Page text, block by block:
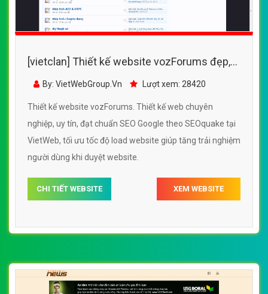
[vietclan] Thiết kế website vozForums đẹp,
chuyên nghiệp chuẩn SEO
By: VietWebGroup.Vn Lượt xem: 28420
Thiết kế website vozForums. Thiết kế web chuyên
nghiệp, uy tín, đạt chuẩn SEO Google theo SEOquake tại
VietWeb, tối ưu tốc độ load website giúp tăng trải nghiệm
người dùng khi duyệt website.
CHI TIẾT WEBSITE XEM WEBSITE